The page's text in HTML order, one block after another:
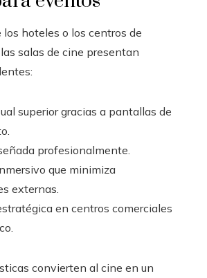
hoteles o los centros de
salas de cine presentan
superior gracias a pantallas de
profesionalmente.
que minimiza
externas.
en centros comerciales
convierten al cine en un